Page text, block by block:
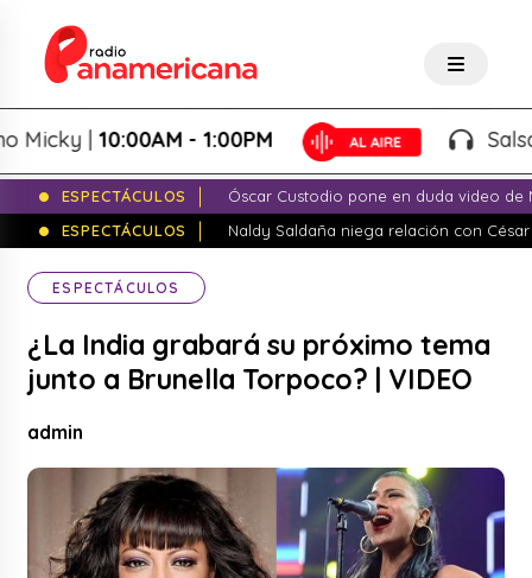
|10:00AM - 1:00PM Salsa
ESPECTÁCULOS
Óscar Custodio pone en duda video de
ESPECTÁCULOS
Naldy Saldaña niega relación con
ESPECTÁCULOS
¿La India grabará su próximo tema
junto a Brunella Torpoco? | VIDEO
admin